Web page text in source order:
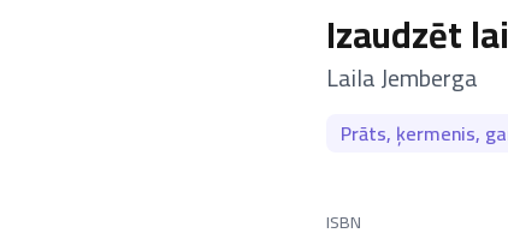
Izaudzēt
–
Laila Jemberga
Prāts, ķermenis,
ISBN